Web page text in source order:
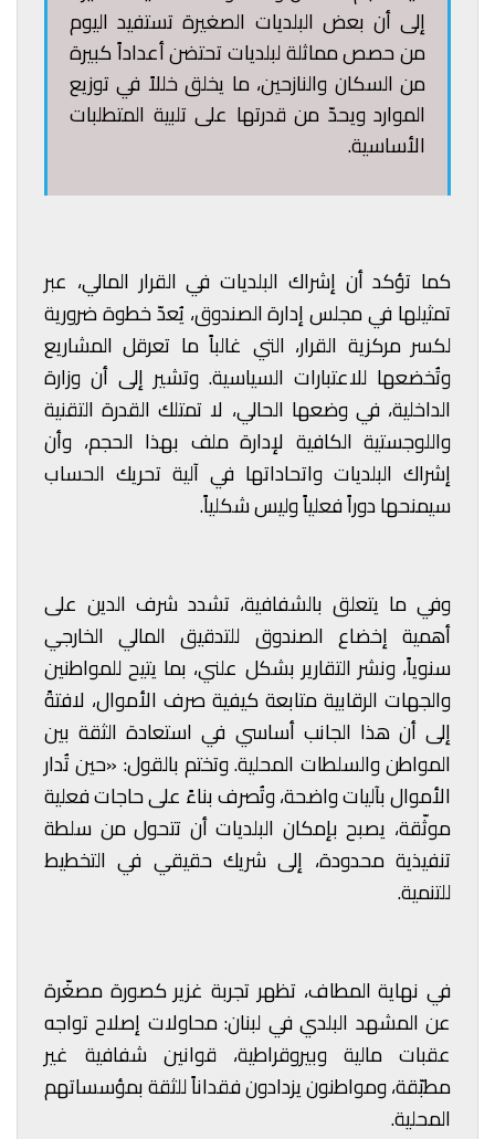
إلى أن بعض البلديات الصغيرة تستفيد اليوم
من حصص مماثلة لبلديات تحتضن أعداداً كبيرة
من السكان والنازحين، ما يخلق خللاً في توزيع
الموارد ويحدّ من قدرتها على تلبية المتطلبات
الأساسية.
كما تؤكد أن إشراك البلديات في القرار المالي، عبر
تمثيلها في مجلس إدارة الصندوق، يُعدّ خطوة ضرورية
لكسر مركزية القرار، التي غالباً ما تعرقل المشاريع
وتُخضعها للاعتبارات السياسية. وتشير إلى أن وزارة
الداخلية، في وضعها الحالي، لا تمتلك القدرة التقنية
واللوجستية الكافية لإدارة ملف بهذا الحجم، وأن
إشراك البلديات واتحاداتها في آلية تحريك الحساب
سيمنحها دوراً فعلياً وليس شكلياً.
وفي ما يتعلق بالشفافية، تشدد شرف الدين على
أهمية إخضاع الصندوق للتدقيق المالي الخارجي
سنوياً، ونشر التقارير بشكل علني، بما يتيح للمواطنين
والجهات الرقابية متابعة كيفية صرف الأموال، لافتةً
إلى أن هذا الجانب أساسي في استعادة الثقة بين
المواطن والسلطات المحلية. وتختم بالقول: «حين تُدار
الأموال بآليات واضحة، وتُصرف بناءً على حاجات فعلية
موثّقة، يصبح بإمكان البلديات أن تتحول من سلطة
تنفيذية محدودة، إلى شريك حقيقي في التخطيط
للتنمية.
في نهاية المطاف، تظهر تجربة غزير كصورة مصغّرة
عن المشهد البلدي في لبنان: محاولات إصلاح تواجه
عقبات مالية وبيروقراطية، قوانين شفافية غير
مطبّقة، ومواطنون يزدادون فقداناً للثقة بمؤسساتهم
المحلية.